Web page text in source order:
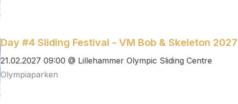
Day #4 Sliding Festival - VM Bob & Skeleton 2027
21.02.2027 09:00 @ Lillehammer Olympic Sliding Centre
Olympiaparken